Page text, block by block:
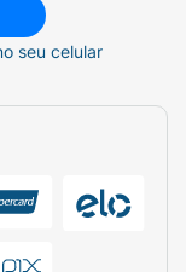
seu celular